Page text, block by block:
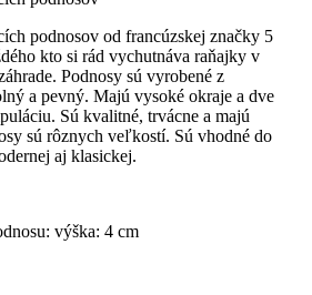
podnosov od francúzskej značky 5
kto si rád vychutnáva raňajky v
Podnosy sú vyrobené z
a pevný. Majú vysoké okraje a dve
Sú kvalitné, trvácne a majú
sú rôznych veľkostí. Sú vhodné do
aj klasickej.
výška: 4 cm